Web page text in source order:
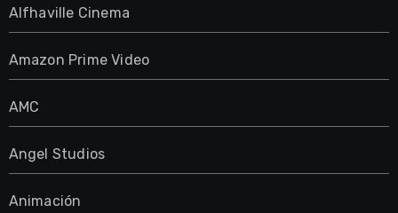
Alfhaville Cinema
Amazon Prime Video
AMC
Angel Studios
Animación